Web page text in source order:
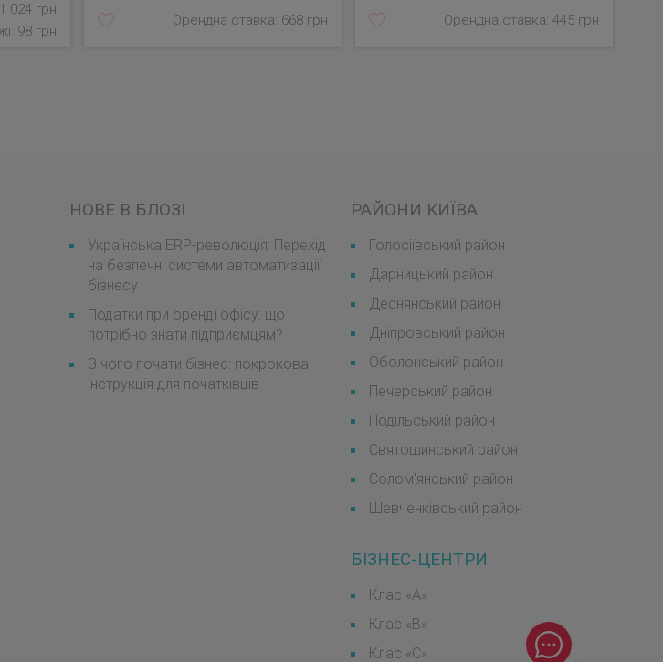
024 грн
98 грн
Орендна ставка: 668 грн Орендна ставка: 445 грн
НОВЕ В БЛОЗІ
Українська ERP-революція: Перехід
на безпечні системи автоматизації
бізнесу
Податки при оренді офісу: що
потрібно знати підприємцям?
З чого почати бізнес: покрокова
інструкція для початківців
РАЙОНИ КИЇВА
Голосіївський район
Дарницький район
Деснянський район
Дніпровський район
Оболонський район
Печерський район
Подільський район
Святошинський район
Солом'янський район
Шевченківський район
БІЗНЕС-ЦЕНТРИ
Клас «А»
Клас «B»
Клас «С»